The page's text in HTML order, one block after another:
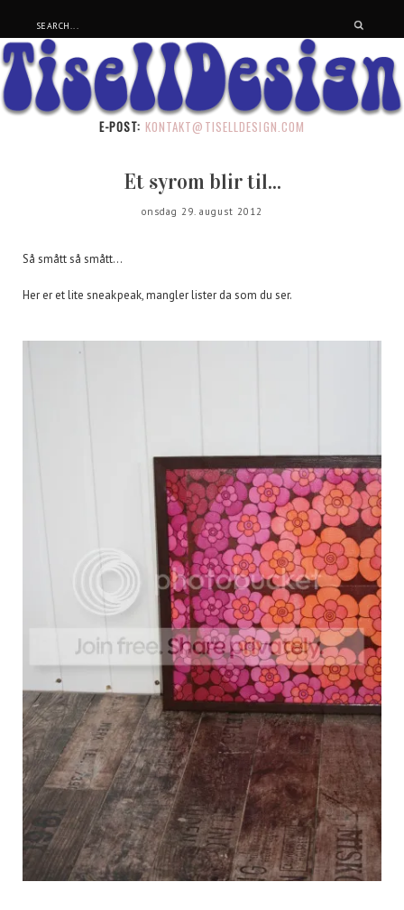
E-POST: KONTAKT@TISELLDESIGN.COM
Et syrom blir til...
onsdag 29. august 2012
Så smått så smått...
Her er et lite sneakpeak, mangler lister da som du ser.